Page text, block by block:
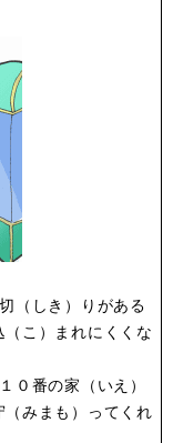
（しき）りがある
こ）まれにくくな
０番の家（いえ）
みまも）ってくれ